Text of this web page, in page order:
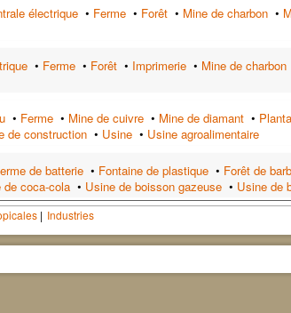
électrique • Ferme • Forêt • Mine de charbon •
• Ferme • Forêt • Imprimerie • Mine de charbon
• Ferme • Mine de cuivre • Mine de diamant •
de construction • Usine • Usine agroalimentaire
de batterie • Fontaine de plastique • Forêt de
de coca-cola • Usine de boisson gazeuse • Usine de
Industries